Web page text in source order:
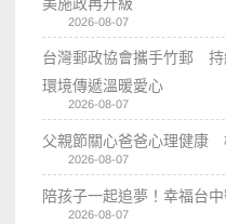
2026-08-07
台灣郵政協會攜手竹郵 持
環境傳遞溫暖愛心
2026-08-07
父親節關心爸爸心理健康
2026-08-07
陪孩子一起追夢！幸福台
2026-08-07